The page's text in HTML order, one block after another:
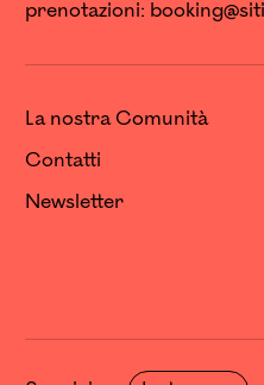
prenotazioni:
La nostra Comunità
Contatti
Newsletter